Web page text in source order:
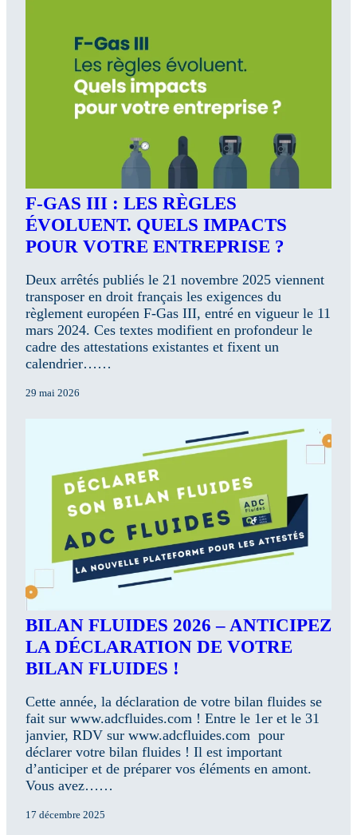
F-GAS III : LES RÈGLES
ÉVOLUENT. QUELS IMPACTS
POUR VOTRE ENTREPRISE ?
Deux arrêtés publiés le 21 novembre 2025 viennent
transposer en droit français les exigences du
règlement européen F-Gas III, entré en vigueur le 11
mars 2024. Ces textes modifient en profondeur le
cadre des attestations existantes et fixent un
calendrier……
29 mai 2026
BILAN FLUIDES 2026 – ANTICIPEZ
LA DÉCLARATION DE VOTRE
BILAN FLUIDES !
Cette année, la déclaration de votre bilan fluides se
fait sur www.adcfluides.com ! Entre le 1er et le 31
janvier, RDV sur www.adcfluides.com pour
déclarer votre bilan fluides ! Il est important
d’anticiper et de préparer vos éléments en amont.
Vous avez……
17 décembre 2025